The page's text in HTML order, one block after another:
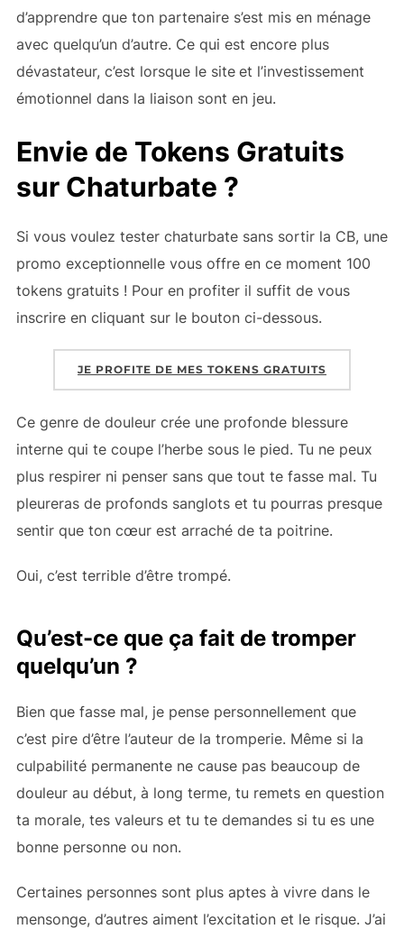
d’apprendre que ton partenaire s’est mis en ménage
avec quelqu’un d’autre. Ce qui est encore plus
dévastateur, c’est lorsque le site et l’investissement
émotionnel dans la liaison sont en jeu.
Envie de Tokens Gratuits
sur Chaturbate ?
Si vous voulez tester chaturbate sans sortir la CB, une
promo exceptionnelle vous offre en ce moment 100
tokens gratuits ! Pour en profiter il suffit de vous
inscrire en cliquant sur le bouton ci-dessous.
JE PROFITE DE MES TOKENS GRATUITS
Ce genre de douleur crée une profonde blessure
interne qui te coupe l’herbe sous le pied. Tu ne peux
plus respirer ni penser sans que tout te fasse mal. Tu
pleureras de profonds sanglots et tu pourras presque
sentir que ton cœur est arraché de ta poitrine.
Oui, c’est terrible d’être trompé.
Qu’est-ce que ça fait de tromper
quelqu’un ?
Bien quefasse mal, je pense personnellement que
c’est pire d’être l’auteur de la tromperie. Même si la
culpabilité permanente ne cause pas beaucoup de
douleur au début, à long terme, tu remets en question
ta morale, tes valeurs et tu te demandes si tu es une
bonne personne ou non.
Certaines personnes sont plus aptes à vivre dans le
mensonge, d’autres aiment l’excitation et le risque. J’ai